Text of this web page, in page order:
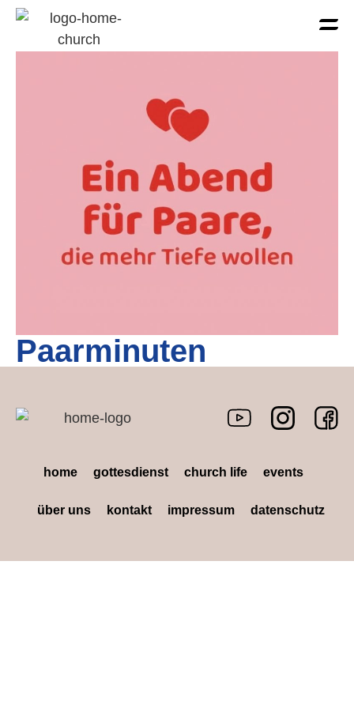
Paarminuten
home gottesdienst church life events
über uns kontakt impressum datenschutz